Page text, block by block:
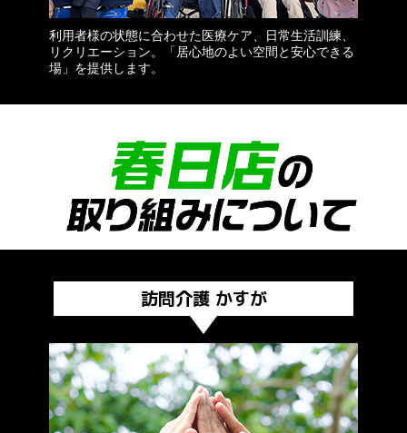
利用者様の状態に合わせた医療ケア、日常生活訓練、
リクリエーション。「居心地のよい空間と安心できる
場」を提供します。
訪問介護 かすが